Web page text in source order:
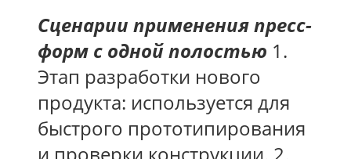
Сценарии применения пресс-
форм с одной полостью 1.
Этап разработки нового
продукта: используется для
быстрого прототипирования
и проверки конструкции. 2.